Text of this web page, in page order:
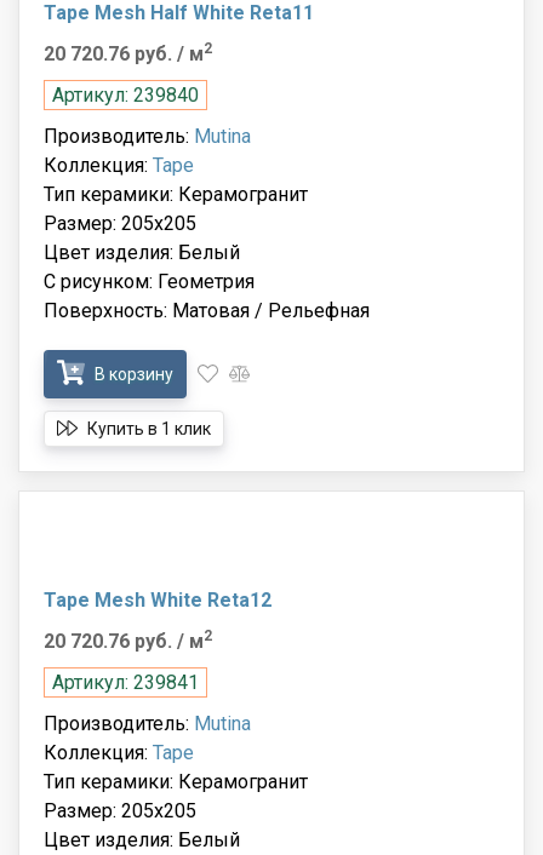
Tape Mesh Half White Reta11
20 720.76 руб. / м2
Артикул: 239840
Производитель: Mutina
Коллекция: Tape
Тип керамики: Керамогранит
Размер: 205x205
Цвет изделия: Белый
С рисунком: Геометрия
Поверхность: Матовая / Рельефная
В корзину
Купить в 1 клик
Tape Mesh White Reta12
20 720.76 руб. / м2
Артикул: 239841
Производитель: Mutina
Коллекция: Tape
Тип керамики: Керамогранит
Размер: 205x205
Цвет изделия: Белый